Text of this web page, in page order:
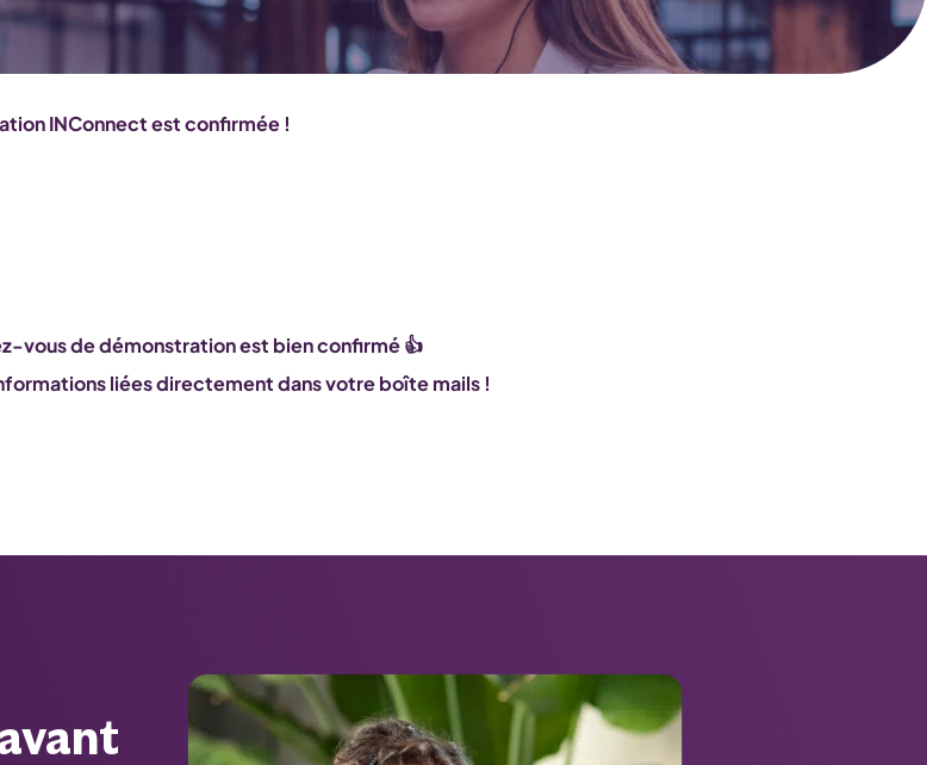
INConnect est confirmée !
vous de démonstration est bien confirmé 👍
liées directement dans votre boîte mails !